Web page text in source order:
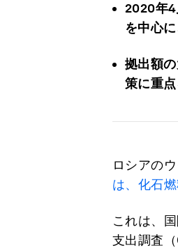
2020年4
を中心
拠出額
策に重点
ロシアの
は、化石
これは、
支出調査